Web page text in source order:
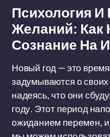
Психология И
Желаний: Как
Сознание На
Новый год — это
задумываются о
надеясь, что они
году. Этот период
ожиданием перемен,